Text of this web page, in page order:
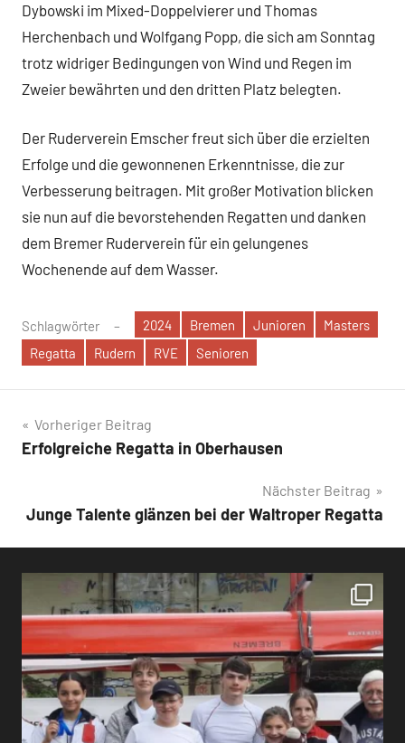
Dybowski im Mixed-Doppelvierer und Thomas
Herchenbach und Wolfgang Popp, die sich am Sonntag
trotz widriger Bedingungen von Wind und Regen im
Zweier bewährten und den dritten Platz belegten.
Der Ruderverein Emscher freut sich über die erzielten
Erfolge und die gewonnenen Erkenntnisse, die zur
Verbesserung beitragen. Mit großer Motivation blicken
sie nun auf die bevorstehenden Regatten und danken
dem Bremer Ruderverein für ein gelungenes
Wochenende auf dem Wasser.
Schlagwörter 2024 Bremen Junioren
Masters
Regatta
Rudern RVE Senioren
Beitragsnavigation
Vorheriger Beitrag
Erfolgreiche Regatta in Oberhausen
Nächster Beitrag
Junge Talente glänzen bei der Waltroper Regatta